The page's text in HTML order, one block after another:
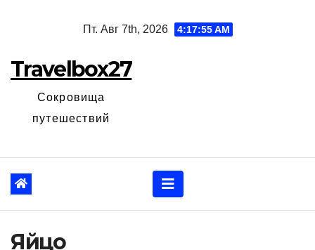
Пт. Авг 7th, 2026 4:17:56 AM
Travelbox27
Сокровища
путешествий
Яйцо